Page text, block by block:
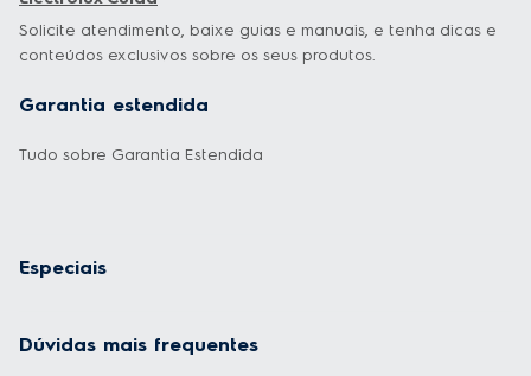
Solicite atendimento, baixe guias e manuais, e tenha dicas e
conteúdos exclusivos sobre os seus produtos.
Garantia estendida
Tudo sobre Garantia Estendida
Especiais
Dúvidas mais frequentes